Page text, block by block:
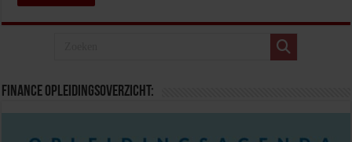
Finance opleidingsoverzicht: